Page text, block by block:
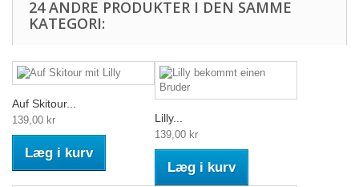
24 ANDRE PRODUKTER I DEN SAMME
KATEGORI:
Auf Skitour...
139,00 kr
Læg i kurv
Lilly...
139,00 kr
Læg i kurv